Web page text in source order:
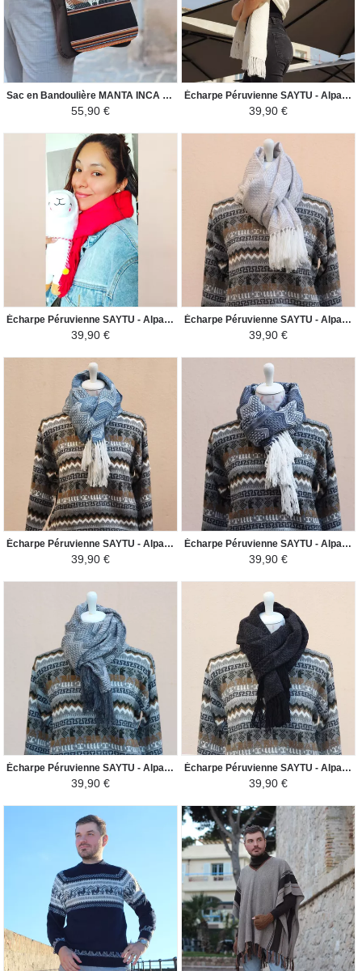
Sac en Bandoulière MANTA INCA - Pour Homme Oiseaux Nazca - Marron / Noir
55,90 €
Écharpe Péruvienne SAYTU - Alpaga Motifs Ethniques - Blanc
39,90 €
Écharpe Péruvienne SAYTU - Alpaga Motifs Ethniques - Rouge Vif
39,90 €
Écharpe Péruvienne SAYTU - Alpaga Motifs Ethniques - Gris Argent/Crème
39,90 €
Écharpe Péruvienne SAYTU - Alpaga Motifs Ethniques - French Bleu/Crème
39,90 €
Écharpe Péruvienne SAYTU - Alpaga Motifs Ethniques - Bleu Acier/Blanc
39,90 €
Écharpe Péruvienne SAYTU - Alpaga Motifs Ethniques - Gris/Gris Clair
39,90 €
Écharpe Péruvienne SAYTU - Alpaga Motifs Ethniques - Gris Foncé/Gris
39,90 €